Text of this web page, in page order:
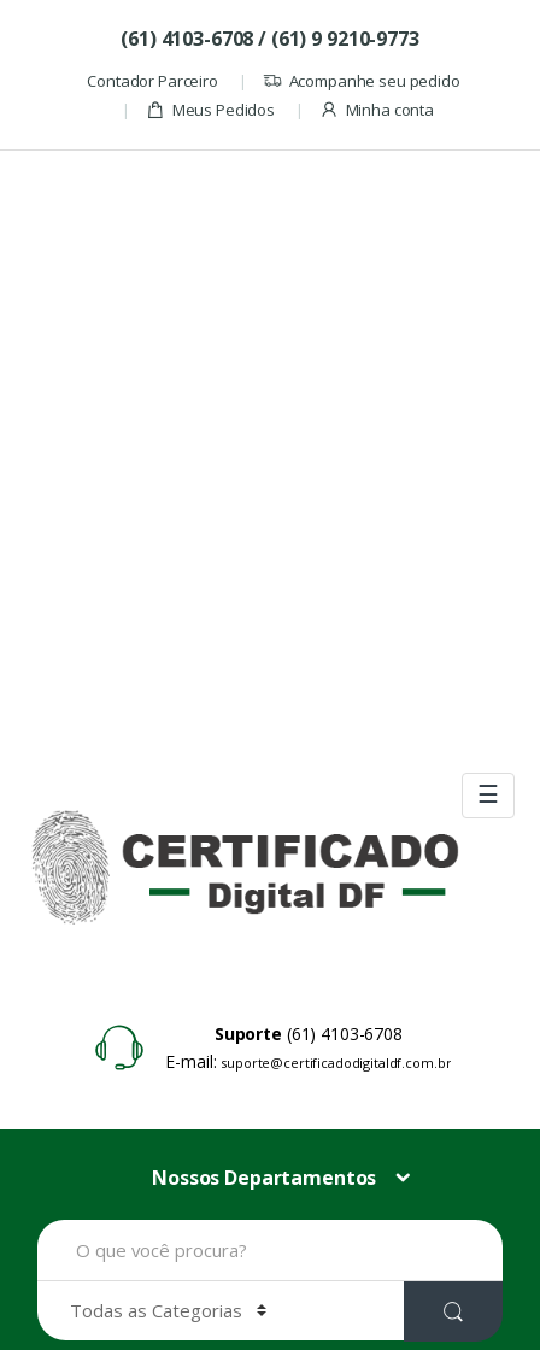
(61) 4103-6708 / (61) 9 9210-9773
Contador Parceiro
Acompanhe seu pedido
Meus Pedidos
Minha conta
☰
Suporte (61) 4103-6708
E-mail: suporte@certificadodigitaldf.com.br
Nossos Departamentos
B
u
a
r